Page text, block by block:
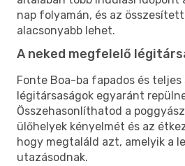
nap folyamán, és az
alacsonyabb lehet.
A neked megfelelő
Fonte Boa-ba fapados és
légitársaságok egyaránt
Összehasonlíthatod a
ülőhelyek kényelmét és az
hogy megtaláld azt, amelyik a
utazásodnak.